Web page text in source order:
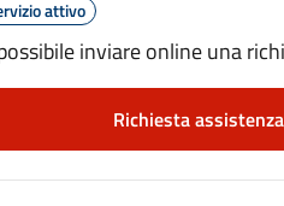
attivo
inviare online una
Richiesta assistenza